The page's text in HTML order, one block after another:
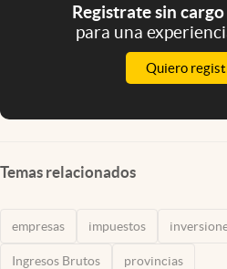
Registrate sin
para una
Quiero
Temas relacionados
empresas impuestos
Ingresos Brutos provincias